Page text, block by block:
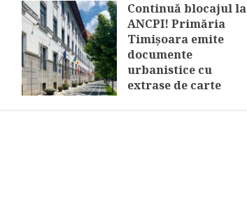
Continuă blocajul la
ANCPI! Primăria
Timişoara emite
documente
urbanistice cu
extrase de carte